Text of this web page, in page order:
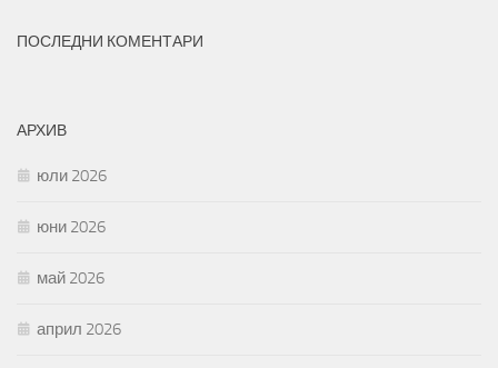
ПОСЛЕДНИ КОМЕНТАРИ
АРХИВ
юли 2026
юни 2026
май 2026
април 2026